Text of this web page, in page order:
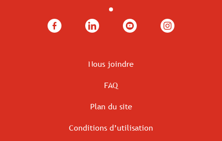
Facebook LinkedIn YouTube Instagram
Nous joindre
FAQ
Plan du site
Conditions d’utilisation